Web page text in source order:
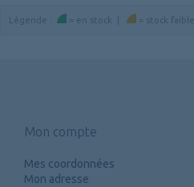
Légende = en stock = stock faible
Mon compte
Mes coordonnées
Mon adresse